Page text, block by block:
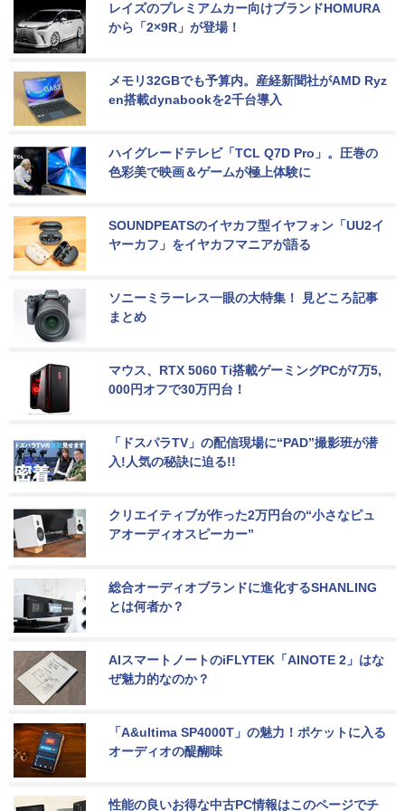
レイズのプレミアムカー向けブランドHOMURA
から「2×9R」が登場！
メモリ32GBでも予算内。産経新聞社がAMD Ryz
en搭載dynabookを2千台導入
ハイグレードテレビ「TCL Q7D Pro」。圧巻の
色彩美で映画＆ゲームが極上体験に
SOUNDPEATSのイヤカフ型イヤフォン「UU2イ
ヤーカフ」をイヤカフマニアが語る
ソニーミラーレス一眼の大特集！ 見どころ記事
まとめ
マウス、RTX 5060 Ti搭載ゲーミングPCが7万5,
000円オフで30万円台！
「ドスパラTV」の配信現場に“PAD”撮影班が潜
入!人気の秘訣に迫る!!
クリエイティブが作った2万円台の“小さなピュ
アオーディオスピーカー”
総合オーディオブランドに進化するSHANLING
とは何者か？
AIスマートノートのiFLYTEK「AINOTE 2」はな
ぜ魅力的なのか？
「A&ultima SP4000T」の魅力！ポケットに入る
オーディオの醍醐味
性能の良いお得な中古PC情報はこのページでチ